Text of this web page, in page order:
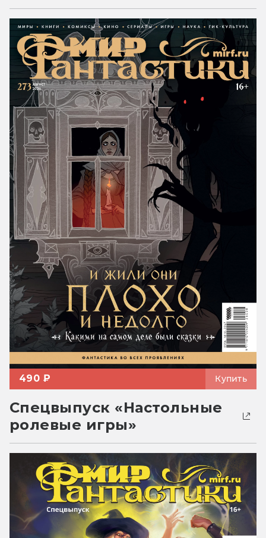
490 ₽ Купить
Спецвыпуск «Настольные
ролевые игры»